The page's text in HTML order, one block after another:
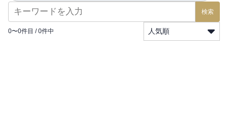
検索
0〜0件目 / 0件中 人気順